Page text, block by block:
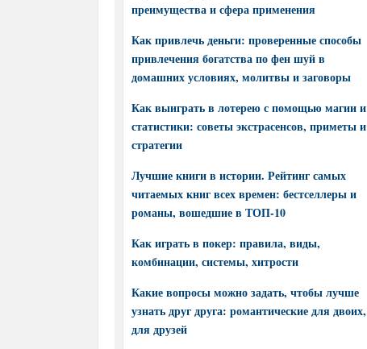
преимущества и сфера применения
Как привлечь деньги: проверенные способы
привлечения богатства по фен шуй в
домашних условиях, молитвы и заговоры
Как выиграть в лотерею с помощью магии и
статистики: советы экстрасенсов, приметы и
стратегии
Лучшие книги в истории. Рейтинг самых
читаемых книг всех времен: бестселлеры и
романы, вошедшие в ТОП-10
Как играть в покер: правила, виды,
комбинации, системы, хитрости
Какие вопросы можно задать, чтобы лучше
узнать друг друга: романтические для двоих,
для друзей